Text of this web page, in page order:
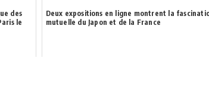
des
le
Deux expositions en ligne montrent la
mutuelle du Japon et de la France